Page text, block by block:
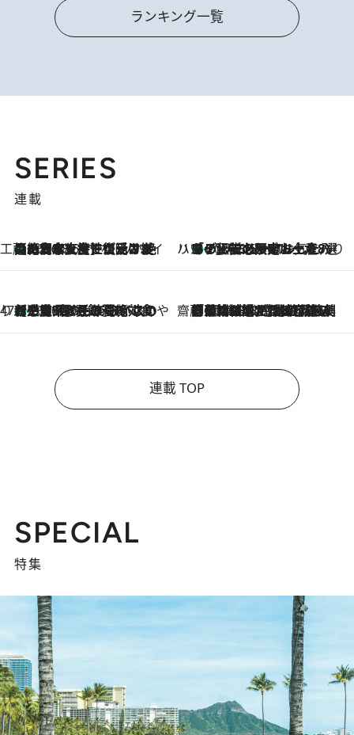
ランキング一覧
SERIES
連載
工藤まやのおもてなしハワイ
2026.8.6
【ハワイ土産】ローカルの絶大な支持で復活！ 絶品の幻クッキー《元ファンの日本人女性が受け継いだ名店》 ハワイ賢者 リサのお気に入りリスト2026.8.6
あの伝説の限定トートも！ リニューアルした「ディーン＆デルーカ ハワイ」で必須のお土産8選
47都道府県の手みやげ ひんやりスイーツで夏を満喫
2026.8.6
【三重県】この夏絶対食べたい 冷やしておいしいおやつ3選 お餅×アイスの新感覚スイーツ 齋藤 薫 美容脳ルネサンス
2026.8.6
「荷物が増えるほど旅ストレスは増す」美容ジャーナリストがたどり着いた最終結論。“化粧品を劇的に減らす”感動の凝縮美容とは
連載 TOP
SPECIAL
特集